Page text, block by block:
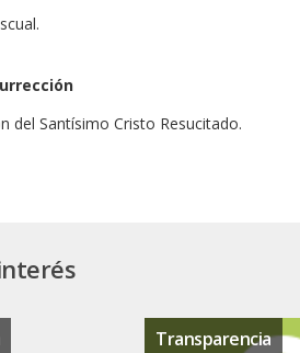
del Santísimo Cristo Resucitado.
Transparencia